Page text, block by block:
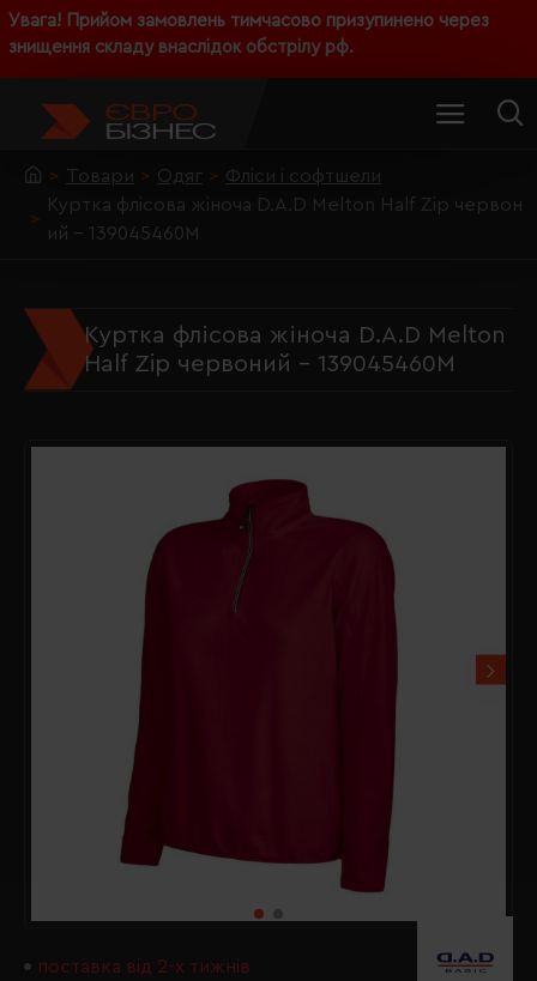
Увага! Прийом замовлень тимчасово призупинено через
знищення складу внаслідок обстрілу рф.
Товари Одяг
Фліси і софтшели
Куртка флісова жіноча D.A.D Melton Half Zip червон
ий - 139045460M
Куртка флісова жіноча D.A.D Melton
Half Zip червоний - 139045460M
поставка від 2-х тижнів